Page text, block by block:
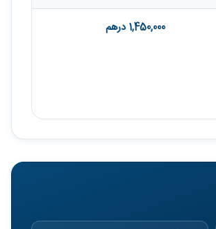
1,450,000 درهم